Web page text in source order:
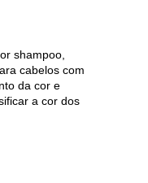
shampoo,
cabelos com
da cor e
a cor dos